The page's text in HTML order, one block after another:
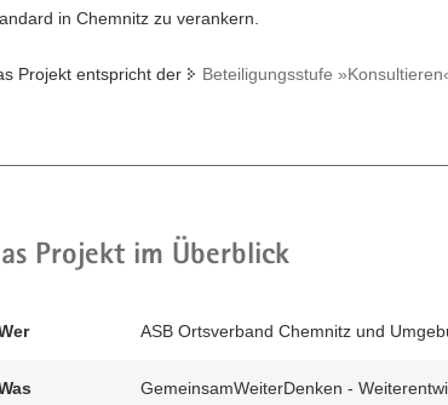
in Chemnitz zu verankern.
Projekt entspricht der Beteiligungsstufe
Projekt im Überblick
ASB Ortsverband Chemnitz und
GemeinsamWeiterDenken -